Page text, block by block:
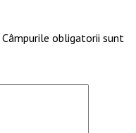
Câmpurile obligatorii sunt